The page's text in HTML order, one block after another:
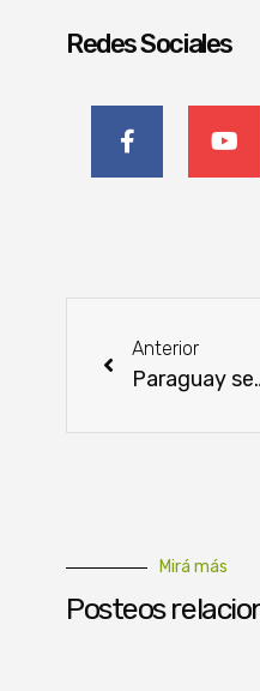
Redes Sociales
Anterior
Paraguay se posiciona en
Mirá más
Posteos